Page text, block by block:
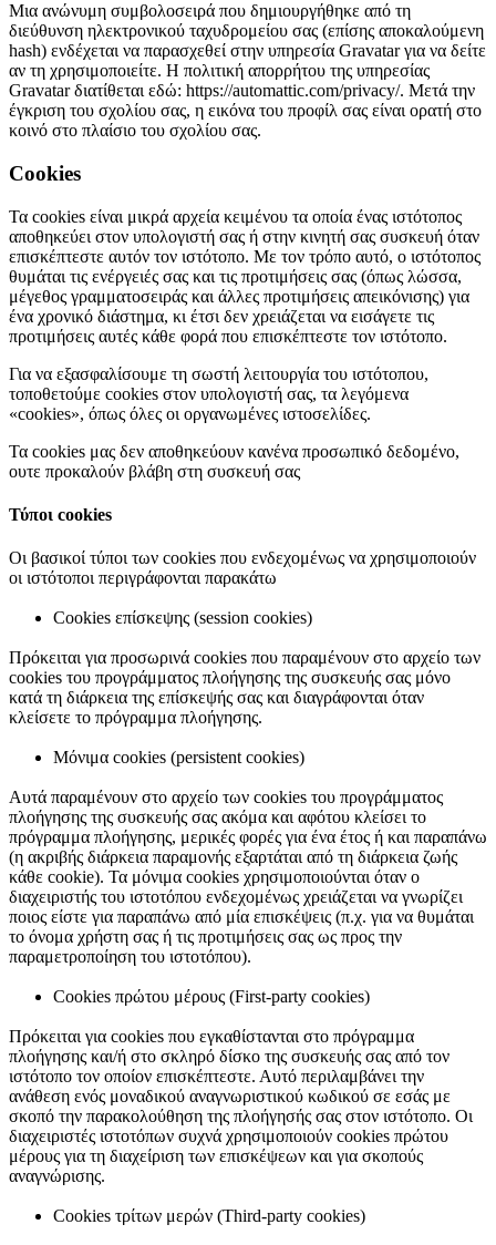
Μια ανώνυμη συμβολοσειρά που δημιουργήθηκε από τη
διεύθυνση ηλεκτρονικού ταχυδρομείου σας (επίσης αποκαλούμενη
hash) ενδέχεται να παρασχεθεί στην υπηρεσία Gravatar για να δείτε
αν τη χρησιμοποιείτε. Η πολιτική απορρήτου της υπηρεσίας
Gravatar διατίθεται εδώ: https://automattic.com/privacy/. Μετά την
έγκριση του σχολίου σας, η εικόνα του προφίλ σας είναι ορατή στο
κοινό στο πλαίσιο του σχολίου σας.
Cookies
Τα cookies είναι μικρά αρχεία κειμένου τα οποία ένας ιστότοπος
αποθηκεύει στον υπολογιστή σας ή στην κινητή σας συσκευή όταν
επισκέπτεστε αυτόν τον ιστότοπο. Με τον τρόπο αυτό, ο ιστότοπος
θυμάται τις ενέργειές σας και τις προτιμήσεις σας (όπως λώσσα,
μέγεθος γραμματοσειράς και άλλες προτιμήσεις απεικόνισης) για
ένα χρονικό διάστημα, κι έτσι δεν χρειάζεται να εισάγετε τις
προτιμήσεις αυτές κάθε φορά που επισκέπτεστε τον ιστότοπο.
Για να εξασφαλίσουμε τη σωστή λειτουργία του ιστότοπου,
τοποθετούμε cookies στον υπολογιστή σας, τα λεγόμενα
«cookies», όπως όλες οι οργανωμένες ιστοσελίδες.
Τα cookies μας δεν αποθηκεύουν κανένα προσωπικό δεδομένο,
ουτε προκαλούν βλάβη στη συσκευή σας
Τύποι cookies
Οι βασικοί τύποι των cookies που ενδεχομένως να χρησιμοποιούν
οι ιστότοποι περιγράφονται παρακάτω
Cookies επίσκεψης (session cookies)
Πρόκειται για προσωρινά cookies που παραμένουν στο αρχείο των
cookies του προγράμματος πλοήγησης της συσκευής σας μόνο
κατά τη διάρκεια της επίσκεψής σας και διαγράφονται όταν
κλείσετε το πρόγραμμα πλοήγησης.
Μόνιμα cookies (persistent cookies)
Αυτά παραμένουν στο αρχείο των cookies του προγράμματος
πλοήγησης της συσκευής σας ακόμα και αφότου κλείσει το
πρόγραμμα πλοήγησης, μερικές φορές για ένα έτος ή και παραπάνω
(η ακριβής διάρκεια παραμονής εξαρτάται από τη διάρκεια ζωής
κάθε cookie). Τα μόνιμα cookies χρησιμοποιούνται όταν ο
διαχειριστής του ιστοτόπου ενδεχομένως χρειάζεται να γνωρίζει
ποιος είστε για παραπάνω από μία επισκέψεις (π.χ. για να θυμάται
το όνομα χρήστη σας ή τις προτιμήσεις σας ως προς την
παραμετροποίηση του ιστοτόπου).
Cookies πρώτου μέρους (First-party cookies)
Πρόκειται για cookies που εγκαθίστανται στο πρόγραμμα
πλοήγησης και/ή στο σκληρό δίσκο της συσκευής σας από τον
ιστότοπο τον οποίον επισκέπτεστε. Αυτό περιλαμβάνει την
ανάθεση ενός μοναδικού αναγνωριστικού κωδικού σε εσάς με
σκοπό την παρακολούθηση της πλοήγησής σας στον ιστότοπο. Οι
διαχειριστές ιστοτόπων συχνά χρησιμοποιούν cookies πρώτου
μέρους για τη διαχείριση των επισκέψεων και για σκοπούς
αναγνώρισης.
Cookies τρίτων μερών (Third-party cookies)